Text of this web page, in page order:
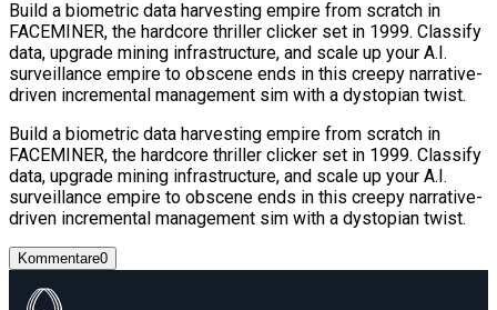
Build a biometric data harvesting empire from scratch in
FACEMINER, the hardcore thriller clicker set in 1999. Classify
data, upgrade mining infrastructure, and scale up your A.I.
surveillance empire to obscene ends in this creepy narrative-
driven incremental management sim with a dystopian twist.
Build a biometric data harvesting empire from scratch in
FACEMINER, the hardcore thriller clicker set in 1999. Classify
data, upgrade mining infrastructure, and scale up your A.I.
surveillance empire to obscene ends in this creepy narrative-
driven incremental management sim with a dystopian twist.
Kommentare0